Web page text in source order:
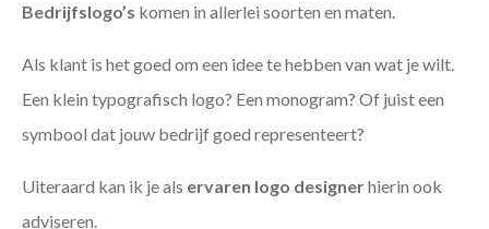
Bedrijfslogo’s komen in allerlei soorten en maten.
Als klant is het goed om een idee te hebben van wat je wilt.
Een klein typografisch logo? Een monogram? Of juist een
symbool dat jouw bedrijf goed representeert?
Uiteraard kan ik je als ervaren logo designerhierin ook
adviseren.